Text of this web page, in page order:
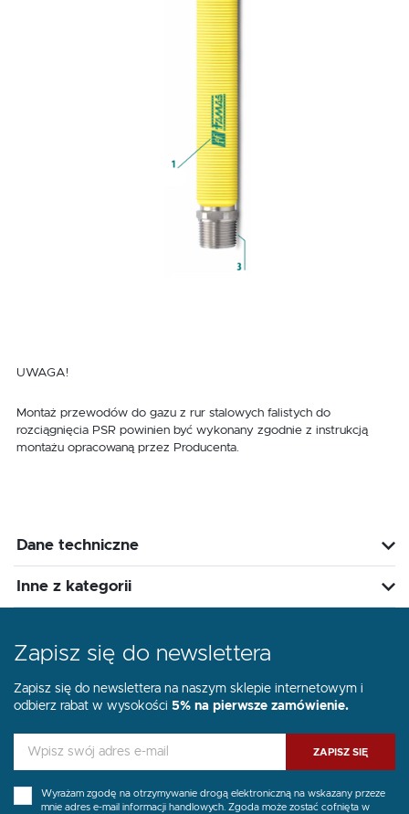
UWAGA!
Montaż przewodów do gazu z rur stalowych falistych do
rozciągnięcia PSR powinien być wykonany zgodnie z instrukcją
montażu opracowaną przez Producenta.
Dane techniczne
Inne z kategorii
Zapisz się do newslettera
Zapisz się do newslettera na naszym sklepie internetowym i
odbierz rabat w wysokości 5% na pierwsze zamówienie.
ZAPISZ SIĘ
Wyrażam zgodę na otrzymywanie drogą elektroniczną na wskazany przeze
mnie adres e-mail informacji handlowych. Zgoda może zostać cofnięta w